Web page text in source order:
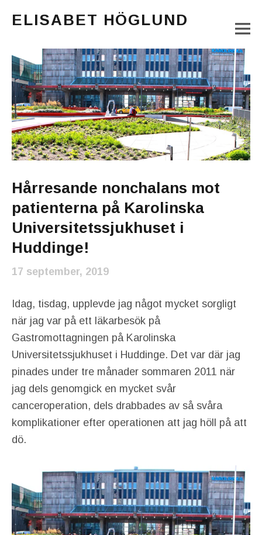
ELISABET HÖGLUND
Main Menu
Hårresande nonchalans mot
patienterna på Karolinska
Universitetssjukhuset i
Huddinge!
17 september, 2019
Idag, tisdag, upplevde jag något mycket sorgligt
när jag var på ett läkarbesök på
Gastromottagningen på Karolinska
Universitetssjukhuset i Huddinge. Det var där jag
pinades under tre månader sommaren 2011 när
jag dels genomgick en mycket svår
canceroperation, dels drabbades av så svåra
komplikationer efter operationen att jag höll på att
dö.